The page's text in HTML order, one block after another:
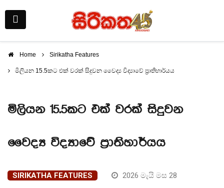
Home Sirikatha Features
මිලියන 15.5කට එක් වරක් සිදුවන වෛද්‍ය විද්‍යාවේ ප්‍රාතිහාර්යය
මිලියන 15.5කට එක් වරක් සිදුවන
වෛද්‍ය විද්‍යාවේ ප්‍රාතිහාර්යය
SIRIKATHA FEATURES
2026 මැයි මස 28